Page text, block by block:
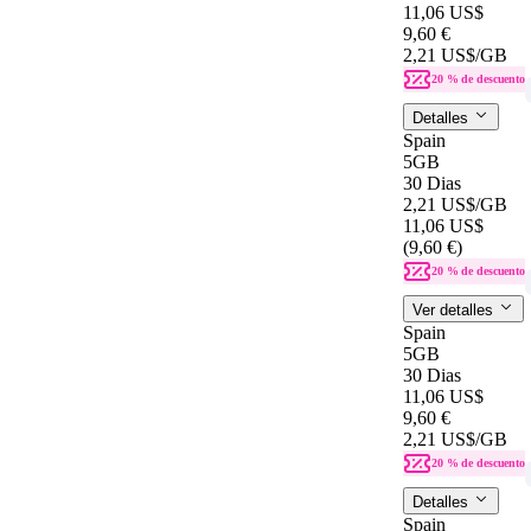
11,06 US$
9,60 €
2,21 US$/GB
20 % de descuento
Detalles
Spain
5GB
30 Dias
2,21 US$/GB
11,06 US$
(9,60 €)
20 % de descuento
Ver detalles
Spain
5GB
30 Dias
11,06 US$
9,60 €
2,21 US$/GB
20 % de descuento
Detalles
Spain